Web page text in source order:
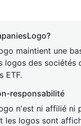
maintient une
logos des sociétés
ETF.
responsabilité
n'est ni affilié ni
les logos sont